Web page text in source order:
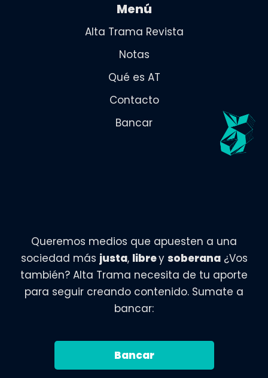
Menú
Alta Trama Revista
Notas
Qué es AT
Contacto
Bancar
Queremos medios que apuesten a una
sociedad más justa, librey soberana¿Vos
también? Alta Trama necesita de tu aporte
para seguir creando contenido. Sumate a
bancar:
Bancar